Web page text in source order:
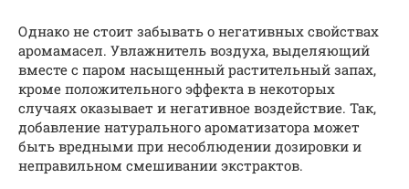
Однако не стоит забывать о негативных свойствах
аромамасел. Увлажнитель воздуха, выделяющий
вместе с паром насыщенный растительный запах,
кроме положительного эффекта в некоторых
случаях оказывает и негативное воздействие. Так,
добавление натурального ароматизатора может
быть вредными при несоблюдении дозировки и
неправильном смешивании экстрактов.